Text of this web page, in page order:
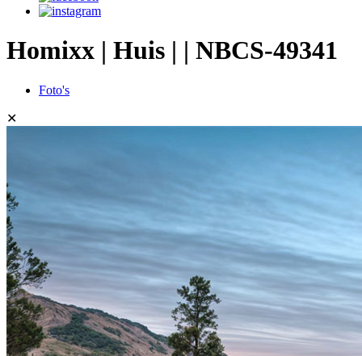
Homixx | Huis | | NBCS-49341
Foto's
✕